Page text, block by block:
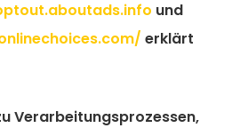
und
erklärt
Verarbeitungsprozessen,